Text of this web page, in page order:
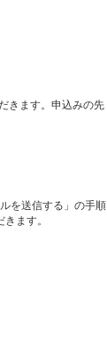
きます。申込みの先
を送信する」の手順
ます。